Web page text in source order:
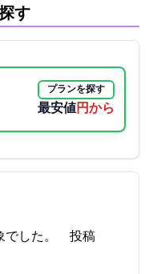
す
プランを探す
最安値4950円から
11-02 02:47:42投稿